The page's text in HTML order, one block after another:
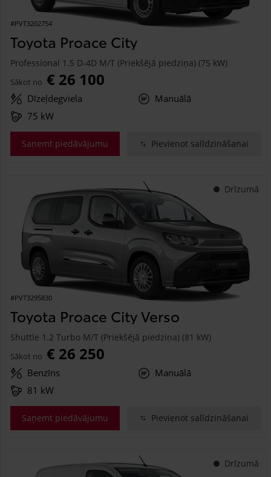
#PVT3202754
Toyota Proace City
Professional 1.5 D-4D M/T (Priekšējā piedziņa) (75 kW)
Sākot no € 26 100
Dīzeļdegviela
Manuālā
75 kW
Saņemt piedāvājumu Pievienot salīdzināšanai
Drīzumā
#PVT3295830
Toyota Proace City Verso
Shuttle 1.2 Turbo M/T (Priekšējā piedziņa) (81 kW)
Sākot no € 26 250
Benzīns
Manuālā
81 kW
Saņemt piedāvājumu Pievienot salīdzināšanai
Drīzumā